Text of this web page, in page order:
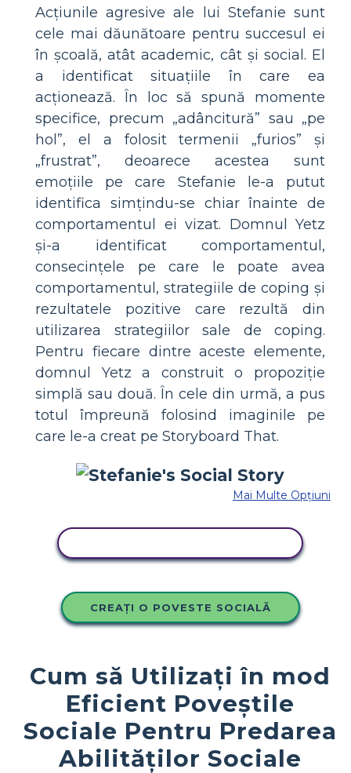
Acțiunile agresive ale lui Stefanie sunt
cele mai dăunătoare pentru succesul ei
în școală, atât academic, cât și social. El
a identificat situațiile în care ea
acționează. În loc să spună momente
specifice, precum „adâncitură” sau „pe
hol”, el a folosit termenii „furios” și
„frustrat”, deoarece acestea sunt
emoțiile pe care Stefanie le-a putut
identifica simțindu-se chiar înainte de
comportamentul ei vizat. Domnul Yetz
și-a identificat comportamentul,
consecințele pe care le poate avea
comportamentul, strategiile de coping și
rezultatele pozitive care rezultă din
utilizarea strategiilor sale de coping.
Pentru fiecare dintre aceste elemente,
domnul Yetz a construit o propoziție
simplă sau două. În cele din urmă, a pus
totul împreună folosind imaginile pe
care le-a creat pe Storyboard That.
Mai Multe Opțiuni
CREAȚI O POVESTE SOCIALĂ
Cum să Utilizați în mod
Eficient Poveștile
Sociale Pentru Predarea
Abilităților Sociale